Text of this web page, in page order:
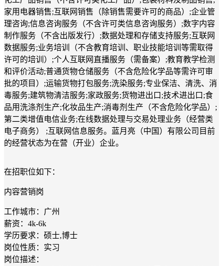
家用电器销售;互联网销售（除销售需要许可的商品）;企业管
理咨询;信息咨询服务（不含许可类信息咨询服务）;数字内容
制作服务（不含出版发行）;数据处理和存储支持服务;互联网
数据服务;业务培训（不含教育培训、职业技能培训等需取得
许可的培训）;个人互联网直播服务（需备案）;教育教学检测
和评价活动;普通货物仓储服务（不含危险化学品等需许可审
批的项目）;运输货物打包服务;洗染服务;专业保洁、清洗、消
毒服务;建筑物清洁服务;家政服务;货物进出口;技术进出口;食
品用洗涤剂生产;化妆品生产;消毒剂生产（不含危险化学品）;
第二类增值电信业务;在线数据处理与交易处理业务（经营类
电子商务） ;互联网信息服务。蓝月亮（中国）有限公司目前
的经营状态为在营（开业）企业。
在招职位如下：
内容营销岗
工作城市：广州
薪资：4k-6k
学历要求：硕士,博士
岗位性质：实习
岗位描述：